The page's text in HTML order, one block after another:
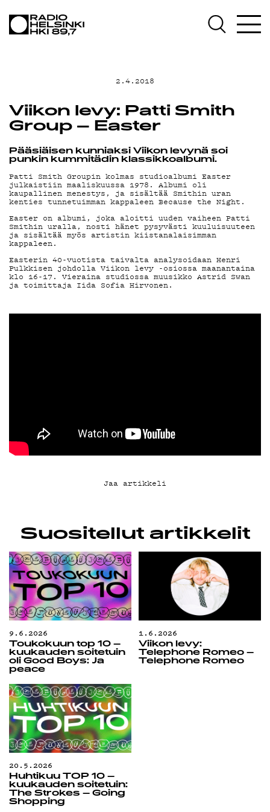
OHJELMAT
TEKIJÄT
ON-DEMAND
PODCAST
MAINOSTA
TIETOSUOJA
2.4.2018
Viikon levy: Patti Smith
Group – Easter
Pääsiäisen kunniaksi Viikon levynä soi
punkin kummitädin klassikkoalbumi.
Patti Smith Groupin kolmas studioalbumi Easter
julkaistiin maaliskuussa 1978. Albumi oli
kaupallinen menestys, ja sisältää Smithin uran
kenties tunnetuimman kappaleen Because the Night.
Easter on albumi, joka aloitti uuden vaiheen Patti
Smithin uralla, nosti hänet pysyvästi kuuluisuuteen
ja sisältää myös artistin kiistanalaisimman
kappaleen.
Easterin 40-vuotista taivalta analysoidaan Henri
Pulkkisen johdolla Viikon levy -osiossa maanantaina
klo 16-17. Vieraina studiossa muusikko Astrid Swan
ja toimittaja Iida Sofia Hirvonen.
Jaa artikkeli
Suositellut artikkelit
9.6.2026
Toukokuun top 10 –
kuukauden soitetuin
oli Good Boys: Ja
peace
1.6.2026
Viikon levy:
Telephone Romeo –
Telephone Romeo
20.5.2026
Huhtikuu TOP 10 –
kuukauden soitetuin:
The Strokes – Going
Shopping